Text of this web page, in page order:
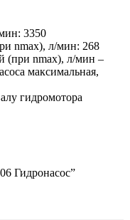
3350
nmax), л/мин: 268
(при nmax), л/мин –
максимальная,
гидромотора
Гидронасос”